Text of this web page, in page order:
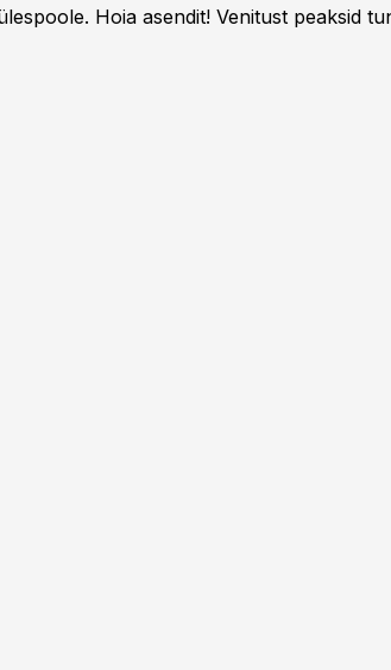
Hoia asendit! Venitust peaksid